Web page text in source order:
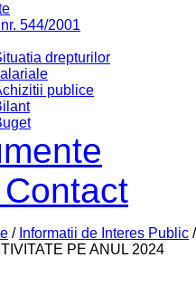
544/2001
drepturilor
publice
/ Informatii de Interes Public /
PE ANUL 2024